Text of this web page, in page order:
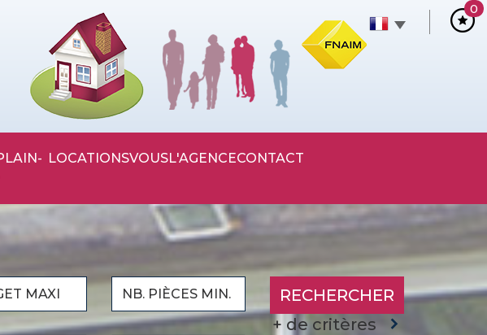
0
LOCATIONS VOUS L'AGENCE CONTACT
RECHERCHER
+ de critères